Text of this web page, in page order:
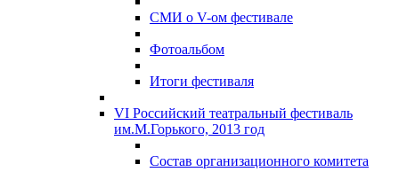
СМИ о V-ом фестивале
Фотоальбом
Итоги фестиваля
VI Российский театральный фестиваль
им.М.Горького, 2013 год
Состав организационного комитета